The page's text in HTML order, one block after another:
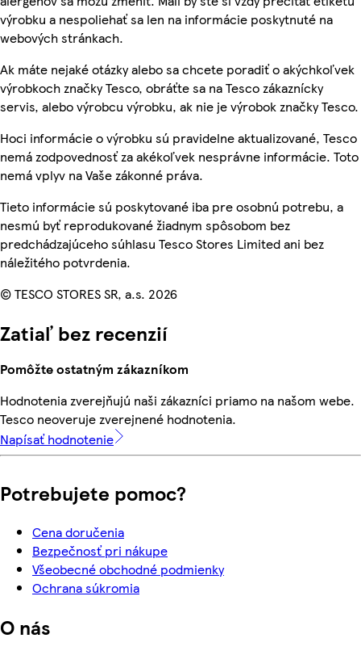
výrobku a nespoliehať sa len na informácie poskytnuté na
webových stránkach.
Ak máte nejaké otázky alebo sa chcete poradiť o akýchkoľvek
výrobkoch značky Tesco, obráťte sa na Tesco zákaznícky
servis, alebo výrobcu výrobku, ak nie je výrobok značky Tesco.
Hoci informácie o výrobku sú pravidelne aktualizované, Tesco
nemá zodpovednosť za akékoľvek nesprávne informácie. Toto
nemá vplyv na Vaše zákonné práva.
Tieto informácie sú poskytované iba pre osobnú potrebu, a
nesmú byť reprodukované žiadnym spôsobom bez
predchádzajúceho súhlasu Tesco Stores Limited ani bez
náležitého potvrdenia.
© TESCO STORES SR, a.s. 2026
Zatiaľ bez recenzií
Pomôžte ostatným zákazníkom
Hodnotenia zverejňujú naši zákazníci priamo na našom webe.
Tesco neoveruje zverejnené hodnotenia.
Napísať hodnotenie
Potrebujete pomoc?
Cena doručenia
Bezpečnosť pri nákupe
Všeobecné obchodné podmienky
Ochrana súkromia
O nás